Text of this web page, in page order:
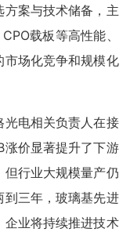
案与技术储备，主
载板等高性能、
市场化竞争和规模化
电相关负责人在接
涨价显著提升了下游
行业大规模量产仍
到三年，玻璃基先进
业将持续推进技术